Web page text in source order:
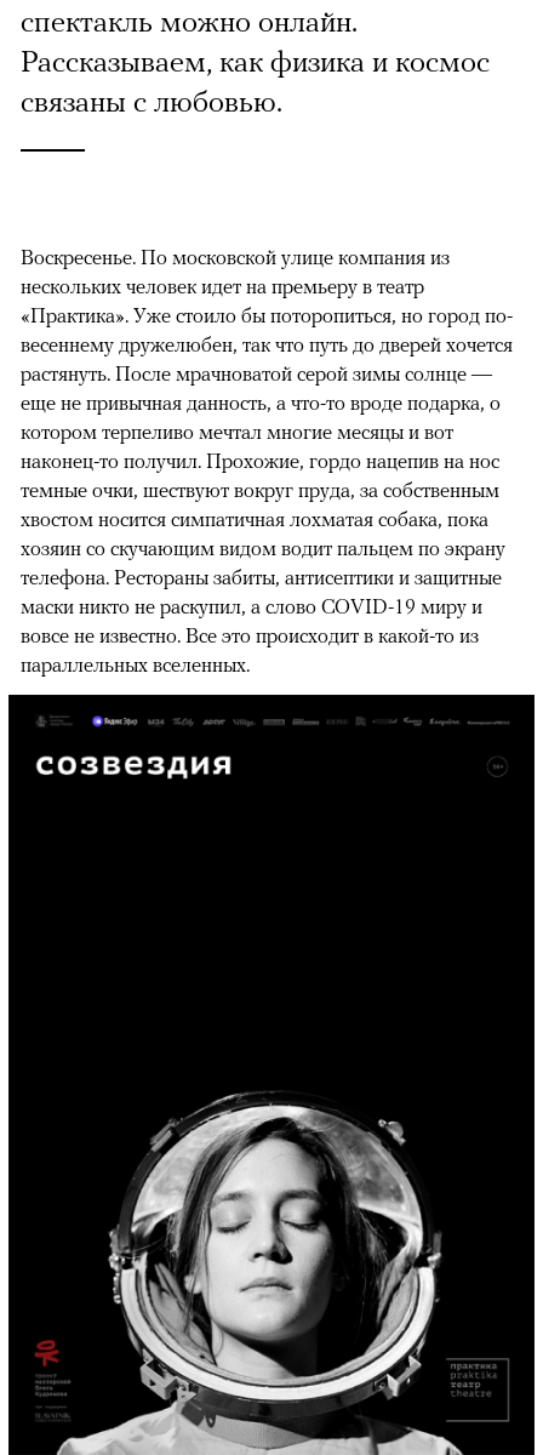
спектакль можно онлайн.
Рассказываем, как физика и космос
связаны с любовью.
Воскресенье. По московской улице компания из
нескольких человек идет на премьеру в театр
«Практика». Уже стоило бы поторопиться, но город по-
весеннему дружелюбен, так что путь до дверей хочется
растянуть. После мрачноватой серой зимы солнце —
еще не привычная данность, а что-то вроде подарка, о
котором терпеливо мечтал многие месяцы и вот
наконец-то получил. Прохожие, гордо нацепив на нос
темные очки, шествуют вокруг пруда, за собственным
хвостом носится симпатичная лохматая собака, пока
хозяин со скучающим видом водит пальцем по экрану
телефона. Рестораны забиты, антисептики и защитные
маски никто не раскупил, а слово COVID-19 миру и
вовсе не известно. Все это происходит в какой-то из
параллельных вселенных.